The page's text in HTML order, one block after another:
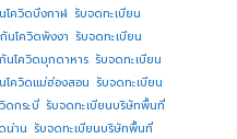
โควิดบึงกาฬ รับจดทะเบียน
นโควิดพังงา รับจดทะเบียน
นโควิดมุกดาหาร รับจดทะเบียน
โควิดแม่ฮ่องสอน รับจดทะเบียน
ดกระบี่ รับจดทะเบียนบริษัทพื้นที่
น่าน รับจดทะเบียนบริษัทพื้นที่